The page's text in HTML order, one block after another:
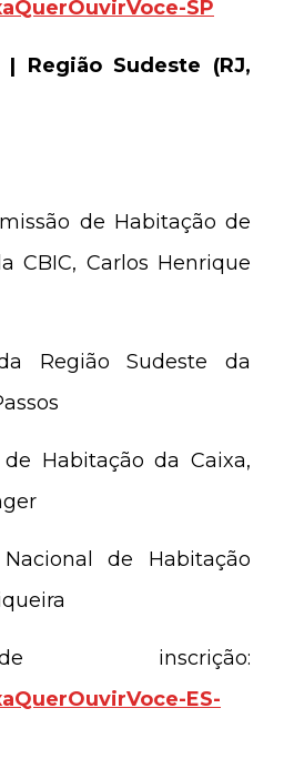
SP
| Região Sudeste (RJ,
de Habitação de
CBIC, Carlos Henrique
Região Sudeste da
Habitação da Caixa,
de Habitação
inscrição:
ES-